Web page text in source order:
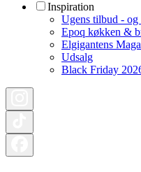
Inspiration
Ugens tilbud - og
Epoq køkken &
Elgigantens
Udsalg
Black Friday